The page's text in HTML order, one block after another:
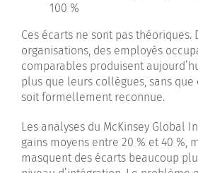
100 %
Ces écarts ne sont pas théoriques.
organisations, des employés
comparables produisent
plus que leurs collègues, sans
soit formellement reconnue.
Les analyses du McKinsey Global
gains moyens entre 20 % et 40 %,
masquent des écarts beaucoup